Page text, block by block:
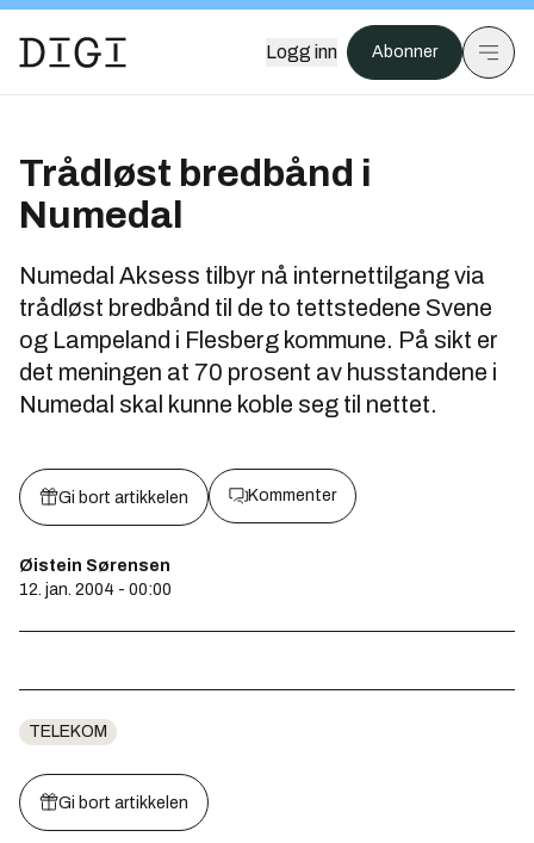
Logg inn Abonner
Trådløst bredbånd i
Numedal
Numedal Aksess tilbyr nå internettilgang via
trådløst bredbånd til de to tettstedene Svene
og Lampeland i Flesberg kommune. På sikt er
det meningen at 70 prosent av husstandene i
Numedal skal kunne koble seg til nettet.
Gi bort artikkelen Kommenter
Øistein Sørensen
12. jan. 2004 - 00:00
TELEKOM
Gi bort artikkelen